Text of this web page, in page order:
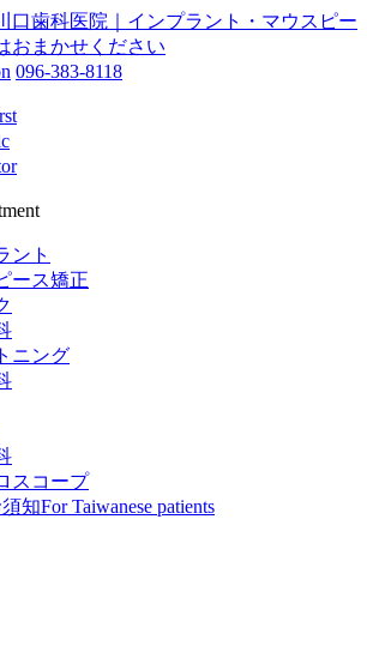
096-383-8118
ント
ース矯正
ニング
スコープ
知For Taiwanese patients